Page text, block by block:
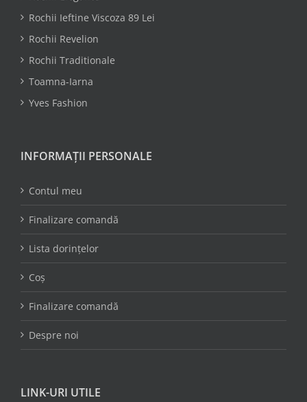
Rochii Ieftine Viscoza 89 Lei
Rochii Revelion
Rochii Traditionale
Toamna-Iarna
Yves Fashion
INFORMAȚII PERSONALE
Contul meu
Finalizare comandă
Lista dorințelor
Coș
Finalizare comandă
Despre noi
LINK-URI UTILE